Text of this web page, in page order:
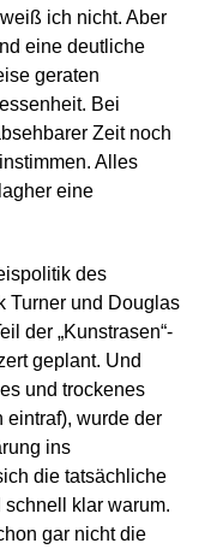
ich nicht. Aber
eine deutliche
geraten
Bei
Zeit noch
Alles
eine
des
Turner und Douglas
der „Kunstrasen“-
geplant. Und
und trockenes
eintraf), wurde der
ins
die tatsächliche
klar warum.
gar nicht die